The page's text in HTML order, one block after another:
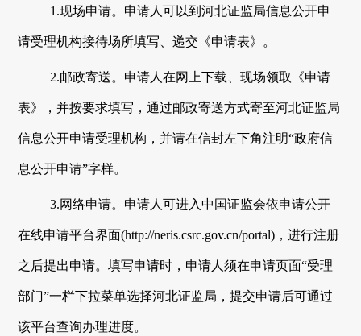
1.现场申请。申请人可以到河北证监局信息公开申
请受理机构接待场所填写、递交《申请表》。
2.邮政寄送。申请人在网上下载、现场领取《申请
表》，并按要求填写，通过邮政寄送方式寄至河北证监局
信息公开申请受理机构，并请在信封左下角注明“政府信
息公开申请”字样。
3.网络申请。申请人可进入中国证监会依申请公开
在线申请平台界面(http://neris.csrc.gov.cn/portal)，进行注册
之后提出申请。填写申请时，申请人须在申请页面“受理
部门”一栏下拉菜单选择河北证监局，提交申请后可通过
该平台查询办理进度。